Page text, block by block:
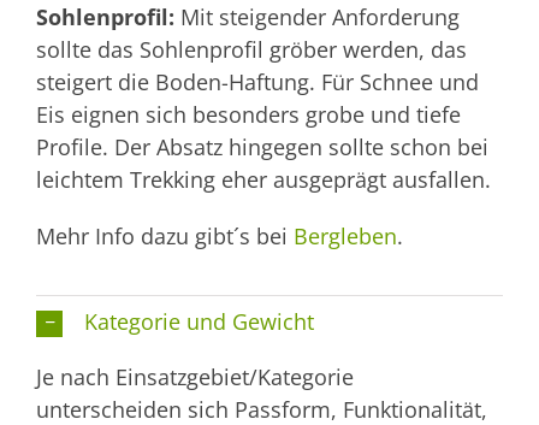
Sohlenprofil: Mit steigender Anforderung
sollte das Sohlenprofil gröber werden, das
steigert die Boden-Haftung. Für Schnee und
Eis eignen sich besonders grobe und tiefe
Profile. Der Absatz hingegen sollte schon bei
leichtem Trekking eher ausgeprägt ausfallen.
Mehr Info dazu gibt´s bei Bergleben.
Kategorie und Gewicht
Je nach Einsatzgebiet/Kategorie
unterscheiden sich Passform, Funktionalität,